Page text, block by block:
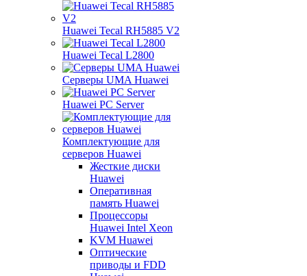
Huawei Tecal RH5885 V2
Huawei Tecal L2800
Серверы UMA Huawei
Huawei PC Server
Комплектующие для
серверов Huawei
Жесткие диски
Huawei
Оперативная
память Huawei
Процессоры
Huawei Intel Xeon
KVM Huawei
Оптические
приводы и FDD